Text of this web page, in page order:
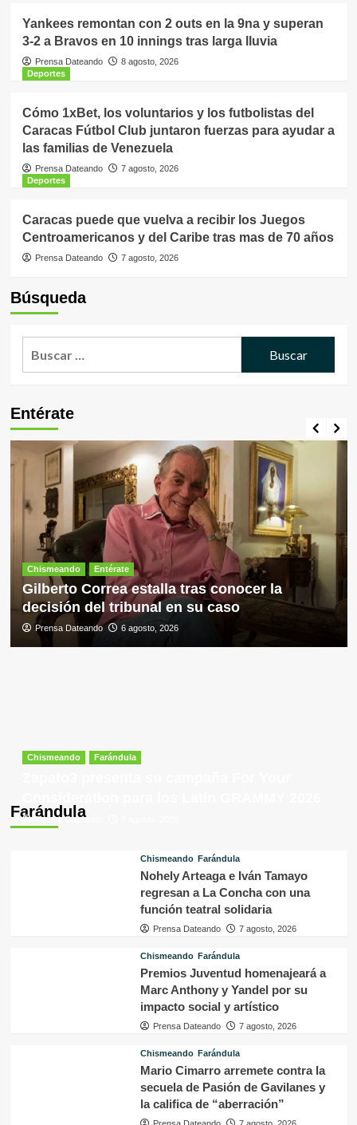
Yankees remontan con 2 outs en la 9na y superan
3-2 a Bravos en 10 innings tras larga lluvia
Prensa Dateando
8 agosto, 2026
Deportes
Cómo 1xBet, los voluntarios y los futbolistas del
Caracas Fútbol Club juntaron fuerzas para ayudar a
las familias de Venezuela
Prensa Dateando
7 agosto, 2026
Deportes
Caracas puede que vuelva a recibir los Juegos
Centroamericanos y del Caribe tras mas de 70 años
Prensa Dateando 7 agosto, 2026
Búsqueda
Entérate
Chismeando Entérate
Gilberto Correa estalla tras conocer la
decisión del tribunal en su caso
Prensa Dateando 6 agosto, 2026
Farándula
Chismeando Farándula
Prensa Dateando
Chismeando Farándula
Nohely Arteaga e Iván Tamayo
regresan a La Concha con una
función teatral solidaria
Prensa Dateando 7 agosto, 2026
Chismeando Farándula
Premios Juventud homenajeará a
Marc Anthony y Yandel por su
impacto social y artístico
Prensa Dateando 7 agosto, 2026
Chismeando Farándula
Mario Cimarro arremete contra la
secuela de Pasión de Gavilanes y
la califica de “aberración”